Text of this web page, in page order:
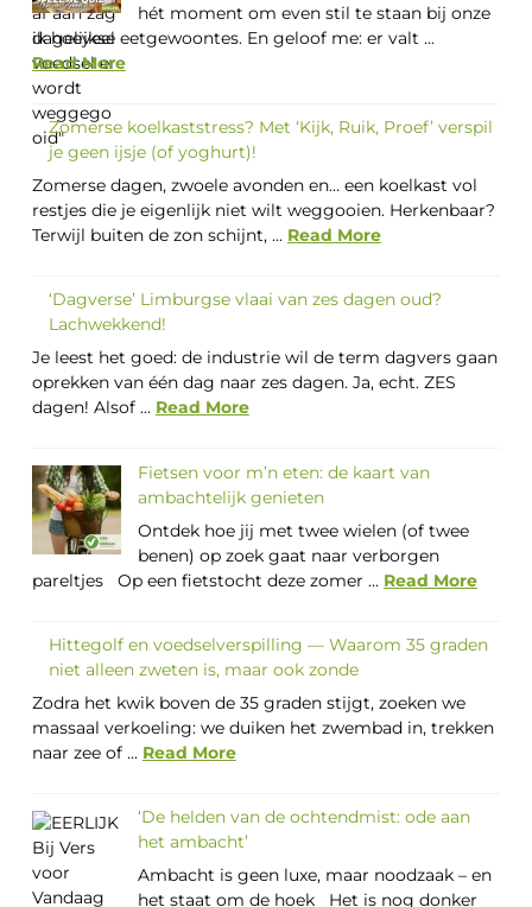
hét moment om even stil te staan bij onze
dagelijkse eetgewoontes. En geloof me: er valt ...
Read More
Zomerse koelkaststress? Met ‘Kijk, Ruik, Proef’ verspil
je geen ijsje (of yoghurt)!
Zomerse dagen, zwoele avonden en… een koelkast vol
restjes die je eigenlijk niet wilt weggooien. Herkenbaar?
Terwijl buiten de zon schijnt, ... Read More
‘Dagverse’ Limburgse vlaai van zes dagen oud?
Lachwekkend!
Je leest het goed: de industrie wil de term dagvers gaan
oprekken van één dag naar zes dagen. Ja, echt. ZES
dagen! Alsof ... Read More
Fietsen voor m’n eten: de kaart van
ambachtelijk genieten
Ontdek hoe jij met twee wielen (of twee
benen) op zoek gaat naar verborgen
pareltjes Op een fietstocht deze zomer ... Read More
Hittegolf en voedselverspilling — Waarom 35 graden
niet alleen zweten is, maar ook zonde
Zodra het kwik boven de 35 graden stijgt, zoeken we
massaal verkoeling: we duiken het zwembad in, trekken
naar zee of ... Read More
‘De helden van de ochtendmist: ode aan
het ambacht’
Ambacht is geen luxe, maar noodzaak – en
het staat om de hoek Het is nog donker